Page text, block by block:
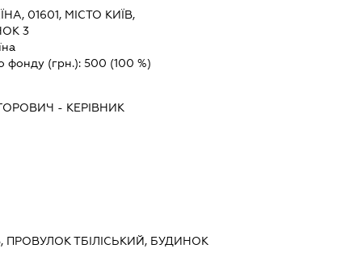
01601, МІСТО КИЇВ,
3
фонду (грн.): 500 (100 %)
- КЕРІВНИК
ПРОВУЛОК ТБІЛІСЬКИЙ, БУДИНОК